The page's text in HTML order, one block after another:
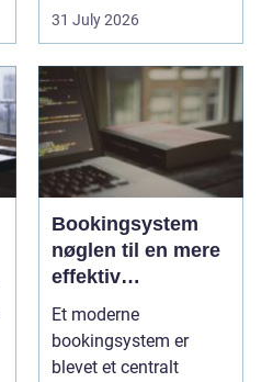
København. Byen er
fyldt med dygtige...
31 July 2026
Bookingsystem
nøglen til en mere
effektiv
klinikhverdag
Et moderne
bookingsystem er
blevet et centralt